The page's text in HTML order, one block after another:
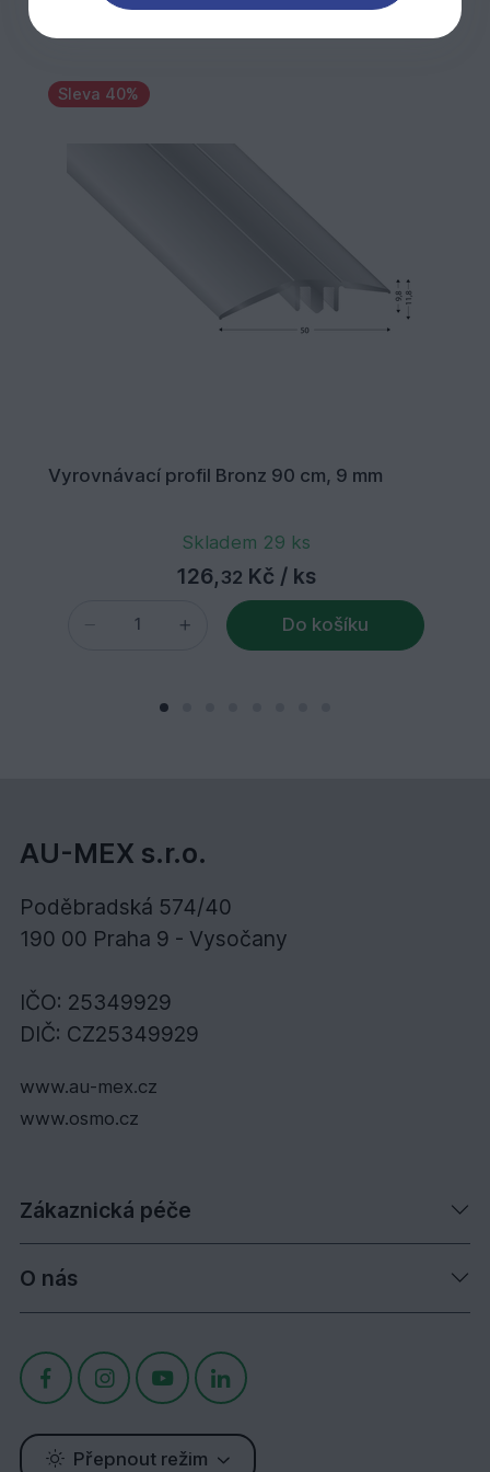
Sleva 40%
Vyrovnávací profil Bronz 90 cm, 9 mm
Skladem 29 ks
126, 32 Kč / ks
Do košíku
AU-MEX s.r.o.
Poděbradská 574/40
190 00 Praha 9 - Vysočany
IČO: 25349929
DIČ: CZ25349929
www.au-mex.cz
www.osmo.cz
Zákaznická péče
O nás
Přepnout režim